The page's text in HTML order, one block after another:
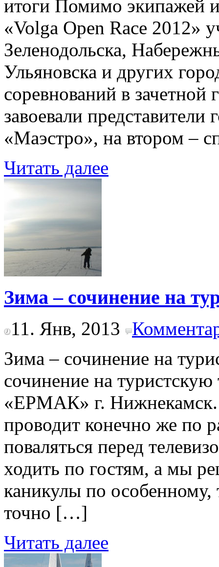
итоги Помимо экипажей
«Volga Open Race 2012»
Зеленодольска,
Ульяновска и других
соревнований в
завоевали представители
«Маэстро», на втором –
Читать далее
Зима – сочинение на
11. Янв, 2013
Зима – сочинение на
сочинение на
«ЕРМАК» г. Нижнекамск.
проводит конечно же по
поваляться перед
ходить по гостям, а мы
каникулы по
точно […]
Читать далее